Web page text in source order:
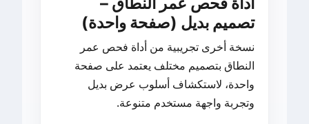
تصميم بديل (صفحة واحدة)
نسخة أخرى تجريبية من أداة فحص عمر
النطاق بتصميم مختلف يعتمد على صفحة
واحدة، لاستكشاف أسلوب عرض بديل
وتجربة واجهة مستخدم متنوعة.